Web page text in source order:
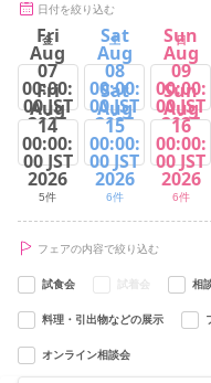
日付を絞り込む
金 土 日
Fri
Aug
07
00:00:
00 JST
2026
5件
Sat
Aug
08
00:00:
00 JST
2026
6件
Sun
Aug
09
00:00:
00 JST
2026
6件
Fri
Aug
14
00:00:
00 JST
2026
5件
Sat
Aug
15
00:00:
00 JST
2026
6件
Sun
Aug
16
00:00:
00 JST
2026
6件
フェアの内容で絞り込む
試食会 試着会 相
料理・引出物などの展示
オンライン相談会